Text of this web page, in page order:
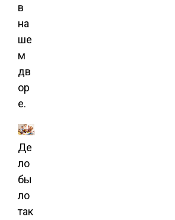
в
на
ше
м
дв
ор
е.
Де
ло
бы
ло
так